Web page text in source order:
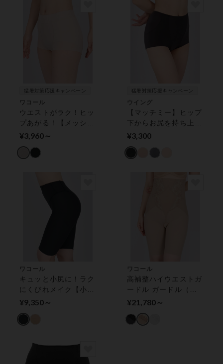
猛暑対策応援キャンペーン
ワコール
ウエストがラク！ヒッ
プあがる！【メッシュ
タイプ】 ガードル
¥3,960～
猛暑対策応援キャンペーン
ウイング
【マッチミー】ヒップ
下からお尻を持ち上げ
て上向きヒップに！マ
ードル（ショート丈）
¥3,300
ワコール
キュッと小尻に！ラク
にくびれメイク【小さ
く見せるガードル】
¥9,350～
ワコール
高補整ハイウエストガ
ードル ガードル（ロ
ング丈）
¥21,780～